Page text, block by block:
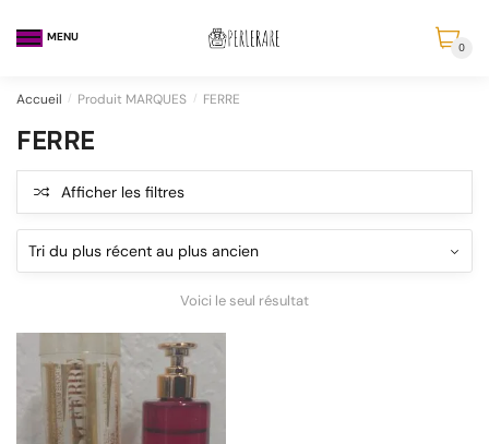
MENU
0
Accueil / Produit MARQUES / FERRE
FERRE
Afficher les filtres
Voici le seul résultat